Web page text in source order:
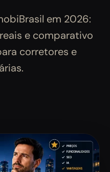
em 2026:
e comparativo
corretores e